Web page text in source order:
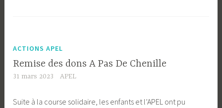
ACTIONS APEL
Remise des dons A Pas De Chenille
31 mars 2023 APEL
Suite à la course solidaire, les enfants et l’APEL ont pu